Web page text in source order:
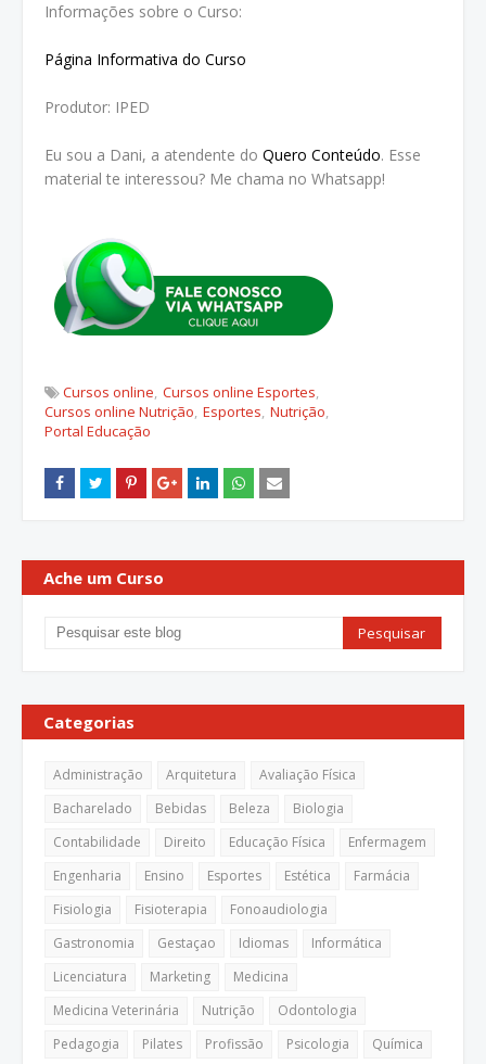
Informações sobre o Curso:
Página Informativa do Curso
Produtor: IPED
Eu sou a Dani, a atendente do Quero Conteúdo. Esse
material te interessou? Me chama no Whatsapp!
Cursos online Cursos online Esportes
Cursos online Nutrição Esportes Nutrição
Portal Educação
Ache um Curso
Categorias
Administração Arquitetura
Avaliação Física
Bacharelado
Bebidas Beleza
Biologia
Contabilidade
Direito Educação Física
Enfermagem
Engenharia
Ensino Esportes Estética
Farmácia
Fisiologia
Fisioterapia
Fonoaudiologia
Gastronomia
Gestaçao Idiomas
Informática
Licenciatura
Marketing
Medicina
Medicina Veterinária
Nutrição
Odontologia
Pedagogia
Pilates Profissão Psicologia
Química